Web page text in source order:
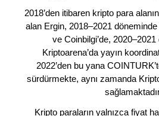
2018’den itibaren kripto para
alan Ergin, 2018–2021
ve Coinbilgi’de,
Kriptoarena’da yayın
2022’den bu yana
sürdürmekte, aynı zamanda
Kripto paraların yalnızca fiyat